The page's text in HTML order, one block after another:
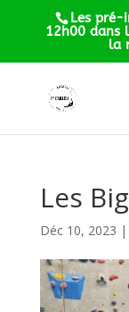
Les pré-
12h00 dans
la
Les
Déc 10, 2023 |